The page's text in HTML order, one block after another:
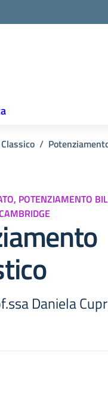
POTENZIAMENTO
Daniela